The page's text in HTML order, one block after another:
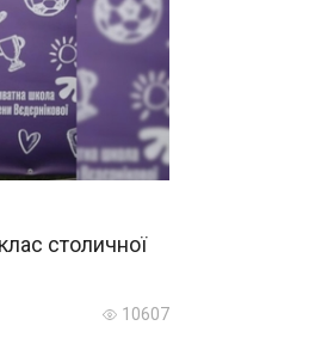
столичної
10607